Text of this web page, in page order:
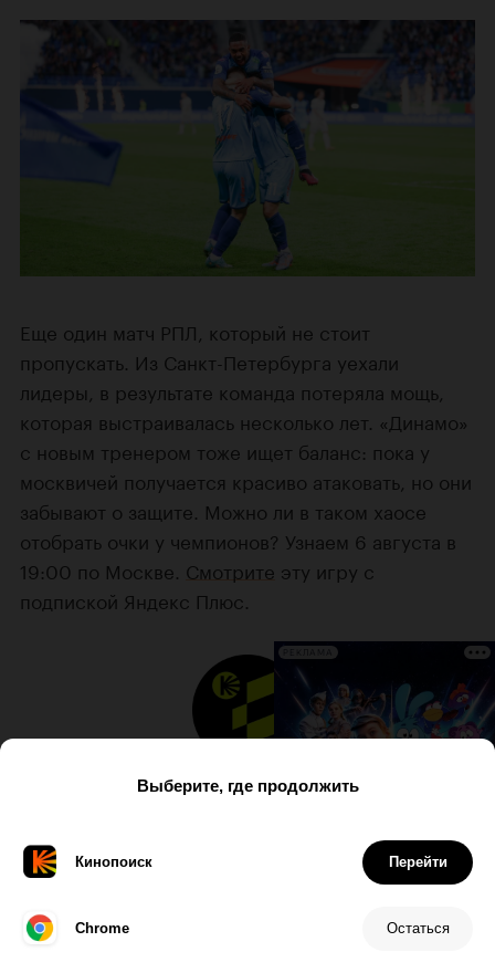
Еще один матч РПЛ, который не стоит
пропускать. Из Санкт-Петербурга уехали
лидеры, в результате команда потеряла мощь,
которая выстраивалась несколько лет. «Динамо»
с новым тренером тоже ищет баланс: пока у
москвичей получается красиво атаковать, но они
забывают о защите. Можно ли в таком хаосе
отобрать очки у чемпионов? Узнаем 6 августа в
19:00 по Москве. Смотрите эту игру с
подпиской Яндекс Плюс.
«Спорт на Кинопоиске».
Автор: Алексей Филиппов, Егор Параскун